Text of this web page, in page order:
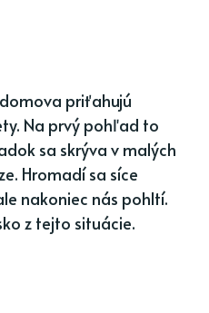
priťahujú
Na prvý pohľad to
sa skrýva v malých
Hromadí sa síce
nakoniec nás pohltí.
z tejto situácie.